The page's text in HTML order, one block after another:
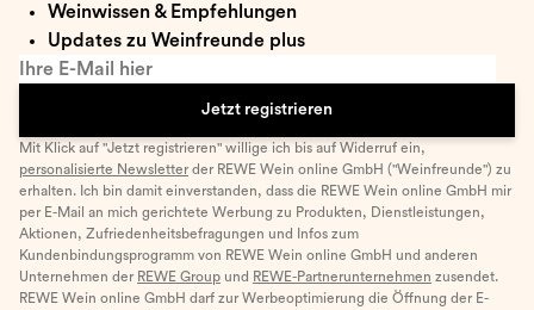
Weinwissen & Empfehlungen
Updates zu Weinfreunde plus
Ihre E-Mail hier
Jetzt registrieren
Mit Klick auf "Jetzt registrieren" willige ich bis auf Widerruf ein,
personalisierte Newsletter der REWE Wein online GmbH ("Weinfreunde") zu
erhalten. Ich bin damit einverstanden, dass die REWE Wein online GmbH mir
per E-Mail an mich gerichtete Werbung zu Produkten, Dienstleistungen,
Aktionen, Zufriedenheitsbefragungen und Infos zum
Kundenbindungsprogramm von REWE Wein online GmbH und anderen
Unternehmen der REWE Group und REWE-Partnerunternehmen zusendet.
REWE Wein online GmbH darf zur Werbeoptimierung die Öffnung der E-